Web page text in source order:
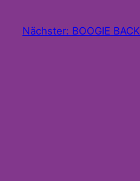
Nächster: BOOGIE BACK